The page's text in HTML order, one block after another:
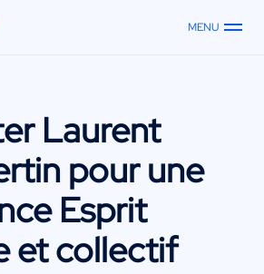
MENU
Laurent
pour une
Esprit
et collectif